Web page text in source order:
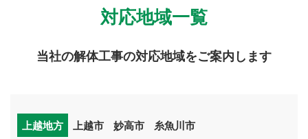
対応地域一覧
当社の解体工事の対応地域をご案内します
上越地方 上越市 妙高市
糸魚川市